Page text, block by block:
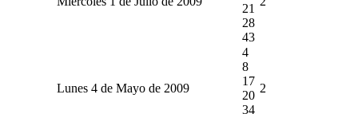
21
28
43
Lunes 4 de Mayo de 2009
4
8
17
20
34
2